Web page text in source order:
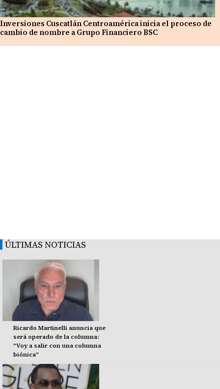
Inversiones Cuscatlán Centroamérica inicia el proceso de
cambio de nombre a Grupo Financiero BSC
ÚLTIMAS NOTICIAS
Ricardo Martinelli anuncia que
será operado de la columna:
"Voy a salir con una columna
biónica"